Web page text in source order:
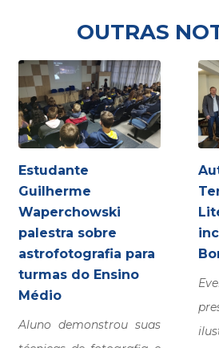
OUTRAS
Estudante
Guilherme
Waperchowski
palestra sobre
astrofotografia para
turmas do Ensino
Médio
Aluno demonstrou suas